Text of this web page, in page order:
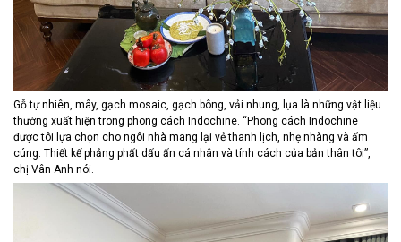
Gỗ tự nhiên, mây, gạch mosaic, gạch bông, vải nhung, lụa là những vật liệu
thường xuất hiện trong phong cách Indochine. “Phong cách Indochine
được tôi lựa chọn cho ngôi nhà mang lại vẻ thanh lịch, nhẹ nhàng và ấm
cúng. Thiết kế phảng phất dấu ấn cá nhân và tính cách của bản thân tôi”,
chị Vân Anh nói.